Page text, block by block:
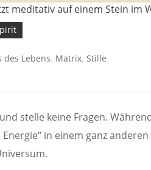
des Lebens, Matrix, Stille
stelle keine Fragen.
in einem ganz